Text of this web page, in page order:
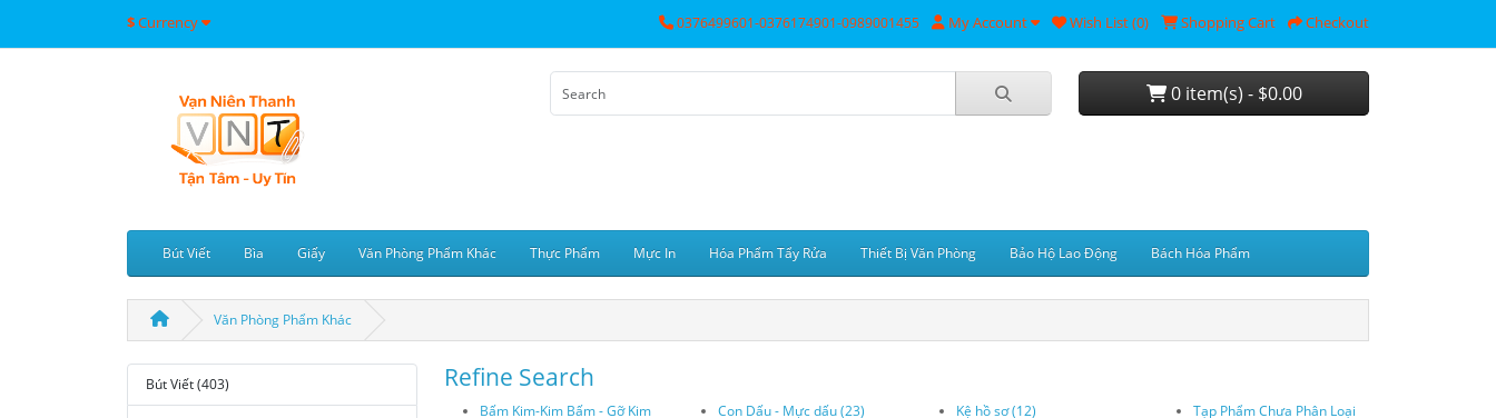
$Currency 0376499601-0376174901-0989001455 My Account Wish List (0) Shopping Cart Checkout
0 item(s) - $0.00
Bút Viết Bìa Giấy Văn Phòng Phẩm Khác Thực Phẩm Mực In Hóa Phẩm Tẩy Rửa Thiết Bị Văn Phòng Bảo Hộ Lao Động Bách Hóa Phẩm
Văn Phòng Phẩm Khác
Bút Viết (403) Refine Search
Bấm Kim-Kim Bấm - Gỡ Kim
Con Dấu - Mực dấu (23)
Kệ hồ sơ (12)
Tạp Phẩm Chưa Phân Loại